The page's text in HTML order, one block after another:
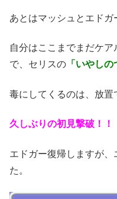
あとはマッシュとエドガ
自分はここまでまだケ
で、セリスの 「いやしの
毒にしてくるのは、放置
久しぶりの初見撃破！！
エドガー復帰しますが
た。